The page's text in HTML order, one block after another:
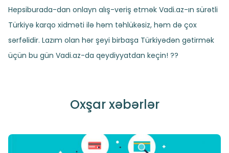
Hepsiburada-dan onlayn alış-veriş etmək Vadi.az-ın sürətli
Türkiyə karqo xidməti ilə həm təhlükəsiz, həm də çox
sərfəlidir. Lazım olan hər şeyi birbaşa Türkiyədən gətirmək
üçün bu gün Vadi.az-da qeydiyyatdan keçin! ??
Oxşar xəbərlər